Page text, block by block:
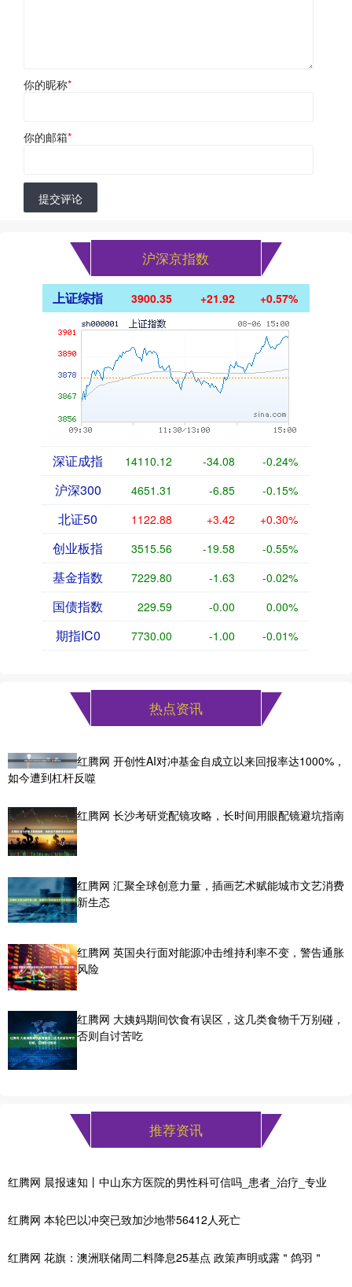
你的昵称*
你的邮箱*
提交评论
沪深京指数
上证综指 3900.35 +21.92 +0.57%
深证成指 14110.12 -34.08 -0.24%
沪深300 4651.31 -6.85 -0.15%
北证50 1122.88 +3.42 +0.30%
创业板指 3515.56 -19.58 -0.55%
基金指数 7229.80 -1.63 -0.02%
国债指数 229.59 -0.00 0.00%
期指IC0 7730.00 -1.00 -0.01%
热点资讯
红腾网 开创性AI对冲基金自成立以来回报率达1000%，
如今遭到杠杆反噬
红腾网 长沙考研党配镜攻略，长时间用眼配镜避坑指南
红腾网 汇聚全球创意力量，插画艺术赋能城市文艺消费
新生态
红腾网 英国央行面对能源冲击维持利率不变，警告通胀
风险
红腾网 大姨妈期间饮食有误区，这几类食物千万别碰，
否则自讨苦吃
推荐资讯
红腾网 晨报速知丨中山东方医院的男性科可信吗_患者_治疗_专业
红腾网 本轮巴以冲突已致加沙地带56412人死亡
红腾网 花旗：澳洲联储周二料降息25基点 政策声明或露＂鸽羽＂